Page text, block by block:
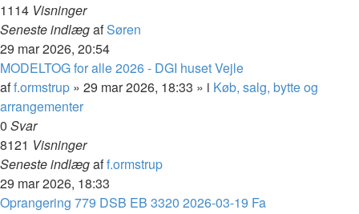
1114 Visninger
Seneste indlægafSøren
29 mar 2026, 20:54
MODELTOG for alle 2026 - DGI huset Vejle
aff.ormstrup » 29 mar 2026, 18:33 » i Køb, salg, bytte og
arrangementer
0 Svar
8121 Visninger
Seneste indlægaff.ormstrup
29 mar 2026, 18:33
Oprangering 779 DSB EB 3320 2026-03-19 Fa